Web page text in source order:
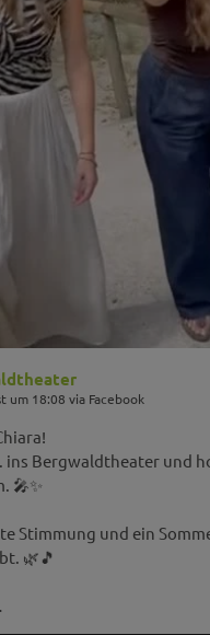
um 18:08 via Facebook
ins Bergwaldtheater und
🎤✨
Stimmung und ein
🌿🎵